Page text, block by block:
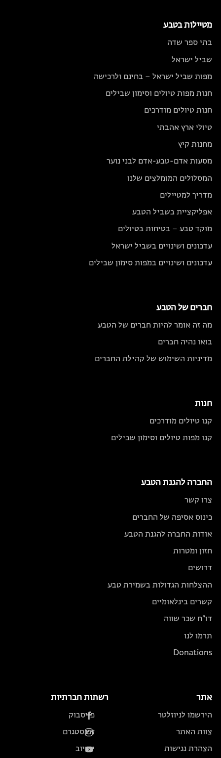
מטיילות בטבע
בתי ספר שדה
שביל ישראל
מפות שביל ישראל – בחינם ולרכישה
חנות מפות טיולים וסימון שבילים
חנות טיולים מודרכים
טיולי ארץ אהבתי
מחנות קיץ
מסעות אדם-טבע-אדם לבני נוער
המסלולים המומלצים שלנו
מדריך למטיילים
אפליקציית בשביל הטבע
מוקד טבע – בטיחות בטיולים
עדכונים ושינויים בשביל ישראל
עדכונים ושינויים במפות סימון שבילים
חברים של הטבע
מה זה אומר להיות חברים של הטבע
בואו נהיה חברים
מדיניות השימוש של קהילת החברים
חנות
קנו טיולים מודרכים
קנו מפות טיולים וסימון שבילים
החברה להגנת הטבע
צרו קשר
כינוס אסיפה של החברים
אודות החברה להגנת הטבע
חזון ומטרות
דרושים
ההצלחות הגדולות בשמירת טבע
קשרים בינלאומיים
דו״ח שכר שווה
תרמו לנו
Donations
אתר
הירשמו לניוזלטר
צוות האתר
הצהרת נגישות
רשתות חברתיות
פייסבוק
אינסטגרם
יוטיוב